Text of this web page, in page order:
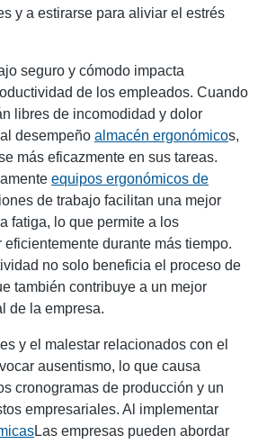
y a estirarse para aliviar el estrés
seguro y cómodo impacta
de los empleados. Cuando
libres de incomodidad y dolor
desempeño almacén ergonómicos,
más eficazmente en sus tareas.
equipos ergonómicos de
de trabajo facilitan una mejor
fatiga, lo que permite a los
durante más tiempo.
no solo beneficia el proceso de
también contribuye a un mejor
de la empresa.
y el malestar relacionados con el
ausentismo, lo que causa
cronogramas de producción y un
empresariales. Al implementar
Las empresas pueden abordar